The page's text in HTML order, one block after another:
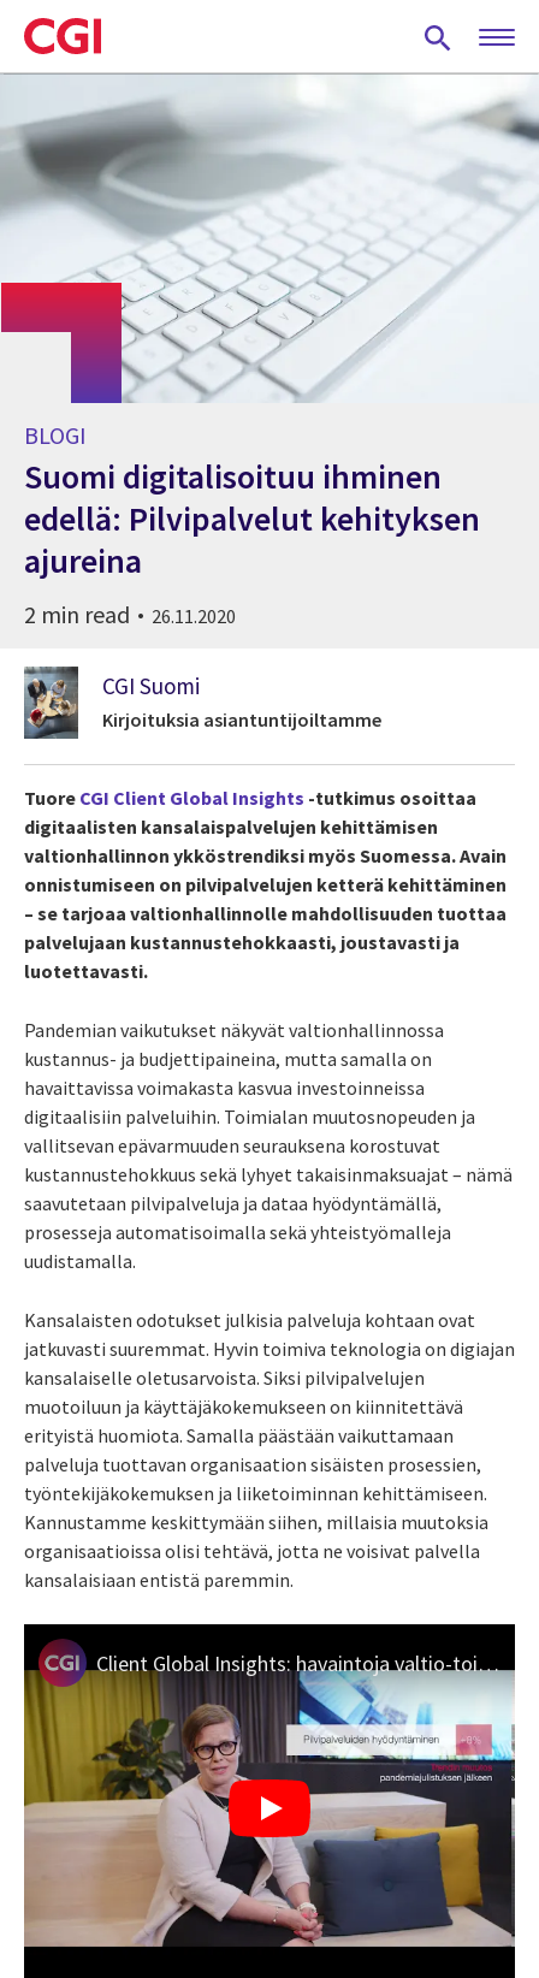
Skip
to
main
BLOGI
Suomi digitalisoituu ihminen
edellä: Pilvipalvelut kehityksen
ajureina
2 min read 26.11.2020
CGI Suomi
Kirjoituksia asiantuntijoiltamme
Tuore CGI Client Global Insights -tutkimus osoittaa
digitaalisten kansalaispalvelujen kehittämisen
valtionhallinnon ykköstrendiksi myös Suomessa. Avain
onnistumiseen on pilvipalvelujen ketterä kehittäminen
– se tarjoaa valtionhallinnolle mahdollisuuden tuottaa
palvelujaan kustannustehokkaasti, joustavasti ja
luotettavasti.
Pandemian vaikutukset näkyvät valtionhallinnossa
kustannus- ja budjettipaineina, mutta samalla on
havaittavissa voimakasta kasvua investoinneissa
digitaalisiin palveluihin. Toimialan muutosnopeuden ja
vallitsevan epävarmuuden seurauksena korostuvat
kustannustehokkuus sekä lyhyet takaisinmaksuajat – nämä
saavutetaan pilvipalveluja ja dataa hyödyntämällä,
prosesseja automatisoimalla sekä yhteistyömalleja
uudistamalla.
Kansalaisten odotukset julkisia palveluja kohtaan ovat
jatkuvasti suuremmat. Hyvin toimiva teknologia on digiajan
kansalaiselle oletusarvoista. Siksi pilvipalvelujen
muotoiluun ja käyttäjäkokemukseen on kiinnitettävä
erityistä huomiota. Samalla päästään vaikuttamaan
palveluja tuottavan organisaation sisäisten prosessien,
työntekijäkokemuksen ja liiketoiminnan kehittämiseen.
Kannustamme keskittymään siihen, millaisia muutoksia
organisaatioissa olisi tehtävä, jotta ne voisivat palvella
kansalaisiaan entistä paremmin.
Client Global Insights: havaintoja valtio-toimialan digitalisaatiosta